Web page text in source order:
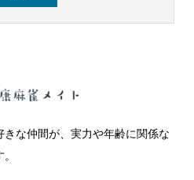
きな仲間が、実力や年齢に関係な